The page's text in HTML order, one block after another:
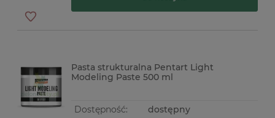
Pasta strukturalna Pentart Light
Modeling Paste 500 ml
Dostępność: dostępny